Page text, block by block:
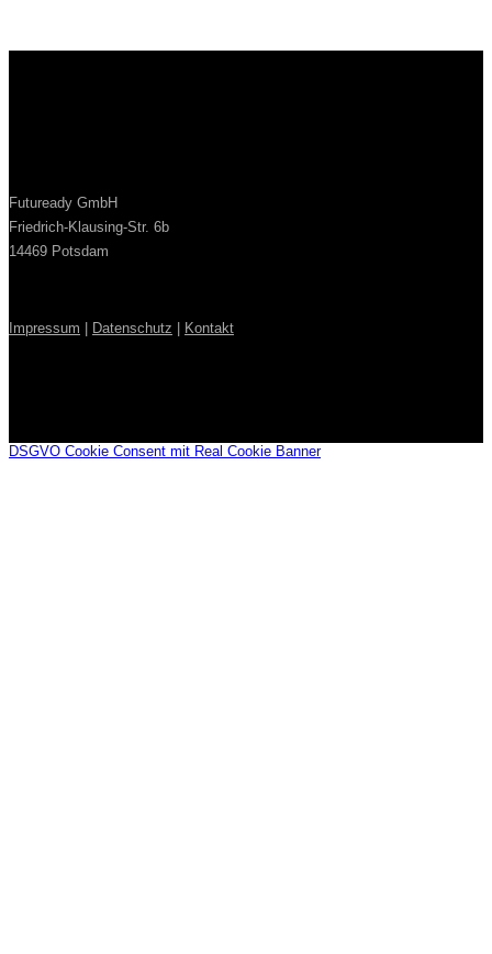
Futuready GmbH
Friedrich-Klausing-Str. 6b
14469 Potsdam
Impressum Datenschutz Kontakt
DSGVO Cookie Consent mit Real Cookie Banner